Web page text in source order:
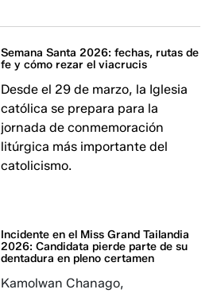
Semana Santa 2026: fechas, rutas de
fe y cómo rezar el viacrucis​​​
Desde el 29 de marzo, la Iglesia
católica se prepara para la
jornada de conmemoración
litúrgica más importante del
catolicismo.
Incidente en el Miss Grand Tailandia
2026: Candidata pierde parte de su
dentadura en pleno certamen
Kamolwan Chanago,